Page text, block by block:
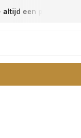
een passende maat